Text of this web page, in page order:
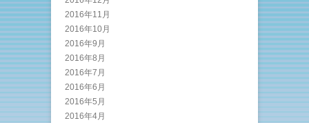
2016年11月
2016年10月
2016年9月
2016年8月
2016年7月
2016年6月
2016年5月
2016年4月